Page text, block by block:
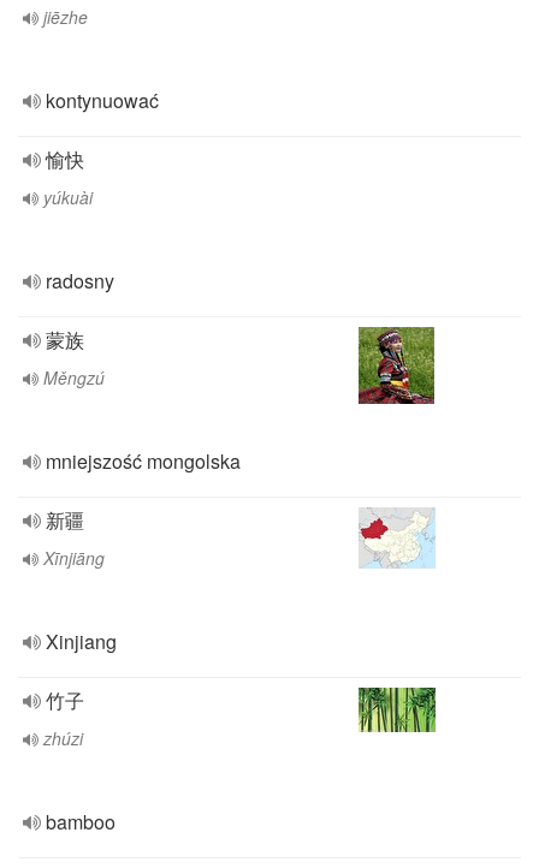
jiēzhe
kontynuować
愉快
yúkuài
radosny
蒙族
Měngzú
mniejszość mongolska
新疆
Xīnjiāng
Xinjiang
竹子
zhúzi
bamboo